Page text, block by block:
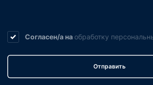
Согласен/а на обработку
Отправить